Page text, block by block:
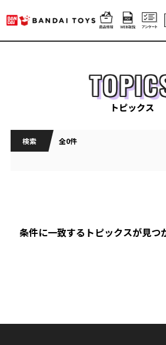
トピックス
検索 全0件
条件に一致するトピックスが見つ